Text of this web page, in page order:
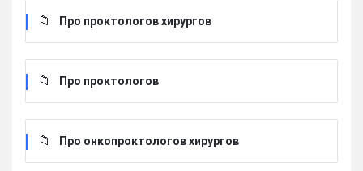
Про проктологов хирургов
Про проктологов
Про онкопроктологов хирургов